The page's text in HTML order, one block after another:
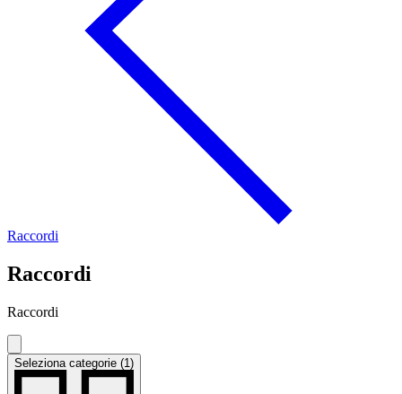
Raccordi
Raccordi
Raccordi
Seleziona categorie (1)